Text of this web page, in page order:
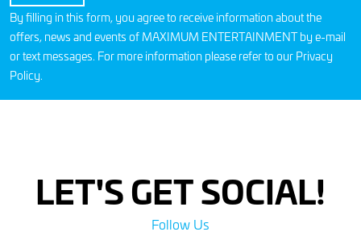
By filling in this form, you agree to receive information about the
offers, news and events of MAXIMUM ENTERTAINMENT by e-mail
or text messages. For more information please refer to our Privacy
Policy.
LET'S GET SOCIAL!
Follow Us